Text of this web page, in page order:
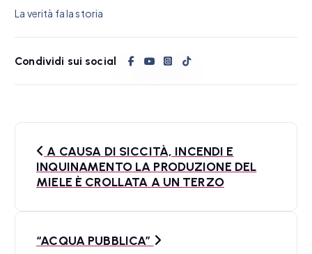
La verità fa la storia
Condividi sui social
A CAUSA DI SICCITÀ, INCENDI E
INQUINAMENTO LA PRODUZIONE DEL
MIELE È CROLLATA A UN TERZO
“ACQUA PUBBLICA”